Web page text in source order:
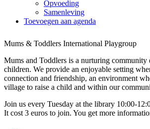
Opvoeding
Samenleving
Toevoegen aan agenda
Mums & Toddlers International Playgroup
Mums and Toddlers is a nurturing
children. We provide an enjoyable setting
connection and friendship, an environment
village to raise a child and within our
Join us every Tuesday at the library 10:00-
It cost 3 euros to join. You get more